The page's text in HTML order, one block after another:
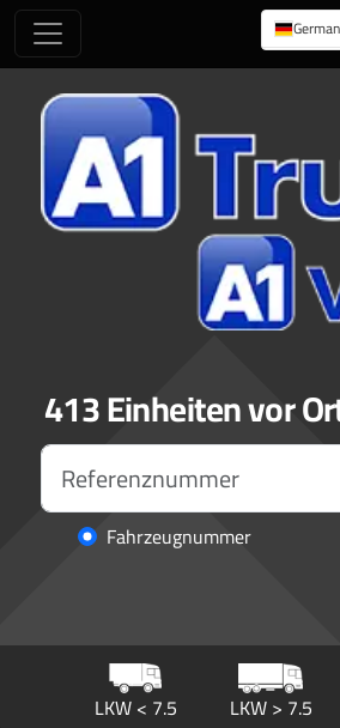
413 Einheiten vor
Fahrzeugnummer
LKW < 7.5 LKW > 7.5
German
English